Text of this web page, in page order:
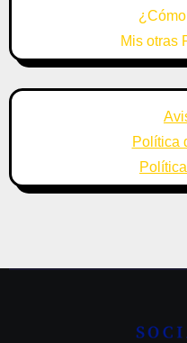
Mis otras
Política